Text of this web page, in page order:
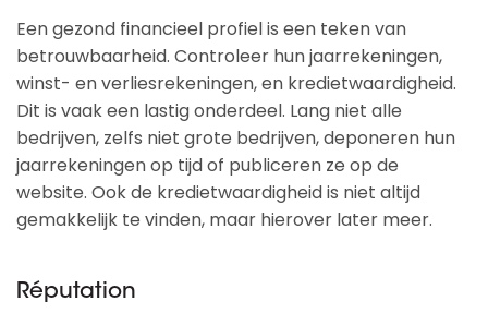
Een gezond financieel profiel is een teken van
betrouwbaarheid. Controleer hun jaarrekeningen,
winst- en verliesrekeningen, en kredietwaardigheid.
Dit is vaak een lastig onderdeel. Lang niet alle
bedrijven, zelfs niet grote bedrijven, deponeren hun
jaarrekeningen op tijd of publiceren ze op de
website. Ook de kredietwaardigheid is niet altijd
gemakkelijk te vinden, maar hierover later meer.
Réputation